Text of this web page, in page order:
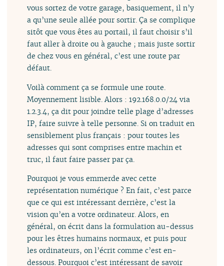
vous sortez de votre garage, basiquement, il n’y
a qu’une seule allée pour sortir. Ça se complique
sitôt que vous êtes au portail, il faut choisir s’il
faut aller à droite ou à gauche ; mais juste sortir
de chez vous en général, c’est une route par
défaut.
Voilà comment ça se formule une route.
Moyennement lisible. Alors : 192.168.0.0/24 via
1.2.3.4, ça dit pour joindre telle plage d’adresses
IP, faire suivre à telle personne. Si on traduit en
sensiblement plus français : pour toutes les
adresses qui sont comprises entre machin et
truc, il faut faire passer par ça.
Pourquoi je vous emmerde avec cette
représentation numérique ? En fait, c’est parce
que ce qui est intéressant derrière, c’est la
vision qu’en a votre ordinateur. Alors, en
général, on écrit dans la formulation au-dessus
pour les êtres humains normaux, et puis pour
les ordinateurs, on l’écrit comme c’est en-
dessous. Pourquoi c’est intéressant de savoir